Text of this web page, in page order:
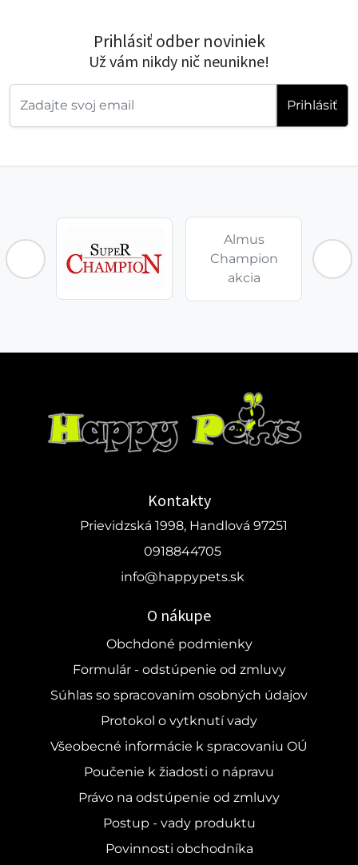
Prihlásiť odber noviniek
Už vám nikdy nič neunikne!
Prihlásiť
Almus
Champion
akcia
Kontakty
Prievidzská 1998, Handlová 97251
0918844705
info@happypets.sk
O nákupe
Obchdoné podmienky
Formulár - odstúpenie od zmluvy
Súhlas so spracovaním osobných údajov
Protokol o vytknutí vady
Všeobecné informácie k spracovaniu OÚ
Poučenie k žiadosti o nápravu
Právo na odstúpenie od zmluvy
Postup - vady produktu
Povinnosti obchodníka